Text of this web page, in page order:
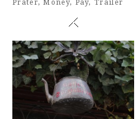
Prater,Money, Pay,Trailer